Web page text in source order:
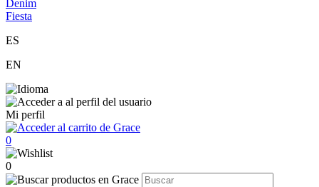
Denim
Fiesta
ES
EN
Mi perfil
0
0